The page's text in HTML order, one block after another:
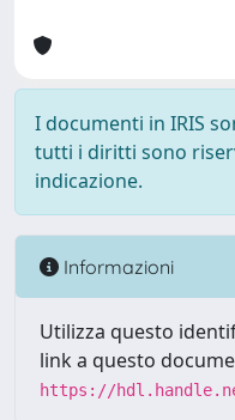
I documenti in IRIS
tutti i diritti sono
indicazione.
Informazioni
Utilizza questo
link a questo
https://